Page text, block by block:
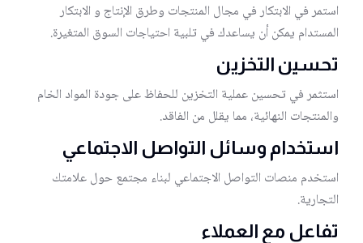
استمر في الابتكار في مجال المنتجات وطرق الإنتاج و الابتكار
المستدام يمكن أن يساعدك في تلبية احتياجات السوق المتغيرة.
تحسين التخزين
استثمر في تحسين عملية التخزين للحفاظ على جودة المواد الخام
والمنتجات النهائية، مما يقلل من الفاقد.
استخدام وسائل التواصل الاجتماعي
استخدم منصات التواصل الاجتماعي لبناء مجتمع حول علامتك
التجارية.
تفاعل مع العملاء